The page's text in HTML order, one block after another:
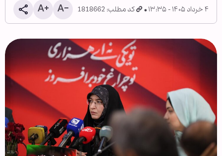
۴ خرداد ۱۴۰۵ - ۱۳:۳۵ کد مطلب: 1818662